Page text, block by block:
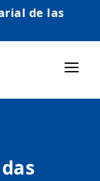
de las